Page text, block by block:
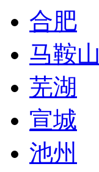
合肥
马鞍山
芜湖
宣城
池州